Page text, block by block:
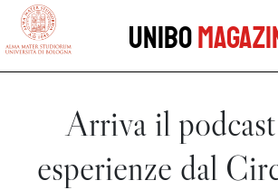
vai al contenuto della pagina
Unibo
Arriva il
esperienze dal